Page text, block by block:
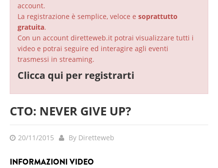
account.
La registrazione è semplice, veloce e soprattutto
gratuita.
Con un account diretteweb.it potrai visualizzare tutti i
video e potrai seguire ed interagire agli eventi
trasmessi in streaming.
Clicca qui per registrarti
CTO: NEVER GIVE UP?
20/11/2015 By Diretteweb
INFORMAZIONI VIDEO